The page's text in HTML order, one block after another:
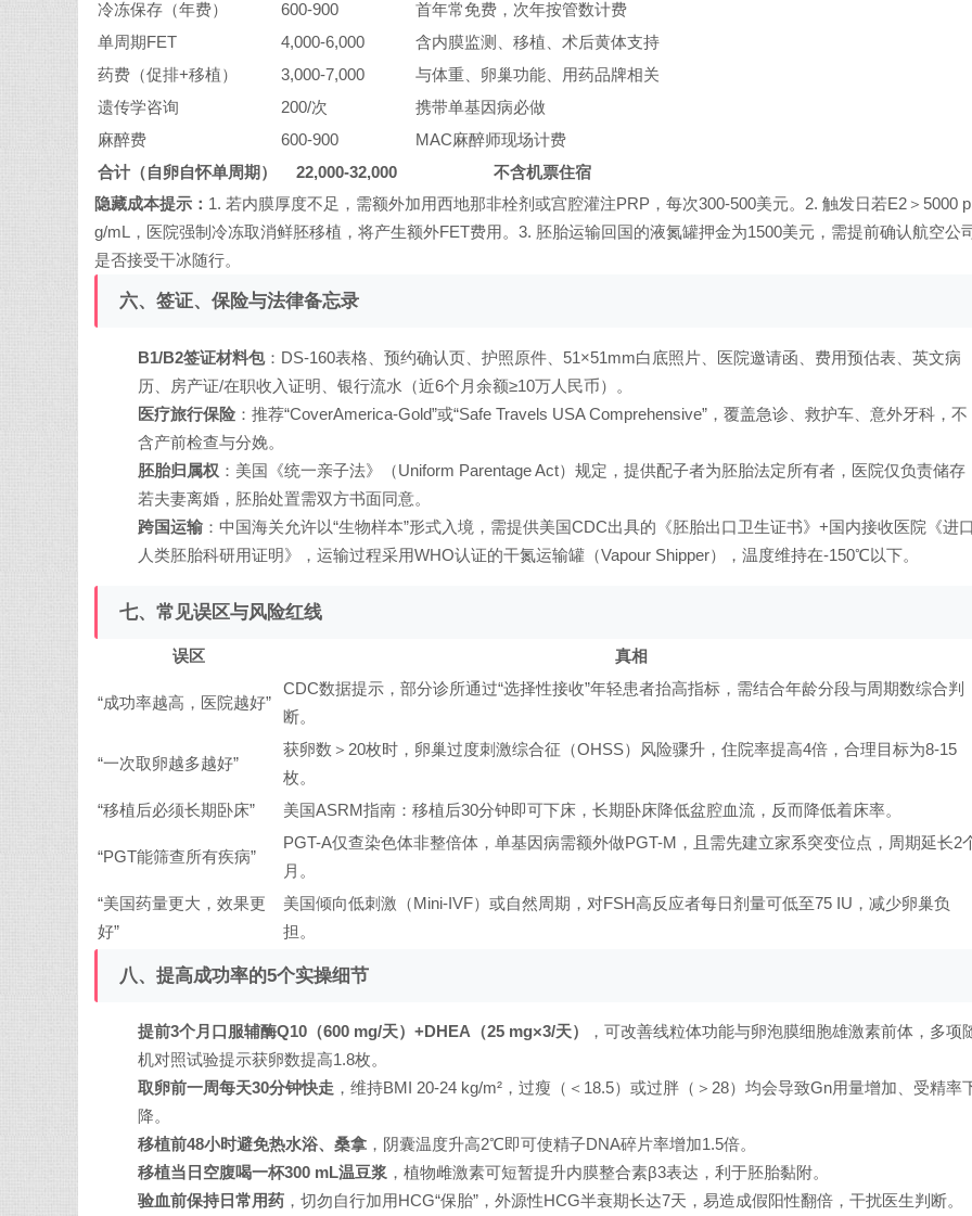
冷冻保存（年费）
600-900
首年常免费，次年按管数计费
单周期FET
4,000-6,000
含内膜监测、移植、术后黄体支持
药费（促排+移植）
3,000-7,000
与体重、卵巢功能、用药品牌相关
遗传学咨询
200/次
携带单基因病必做
麻醉费
600-900
MAC麻醉师现场计费
合计（自卵自怀单周期）
22,000-32,000
不含机票住宿
隐藏成本提示： 1. 若内膜厚度不足，需额外加用西地那非栓剂或宫腔灌注PRP，每次300-500美元。2. 触发日若E2＞5000 p
g/mL，医院强制冷冻取消鲜胚移植，将产生额外FET费用。3. 胚胎运输回国的液氮罐押金为1500美元，需提前确认航空公
是否接受干冰随行。
六、签证、保险与法律备忘录
B1/B2签证材料包：DS-160表格、预约确认页、护照原件、51×51mm白底照片、医院邀请函、费用预估表、英文病
历、房产证/在职收入证明、银行流水（近6个月余额≥10万人民币）。
医疗旅行保险 ：推荐“CoverAmerica-Gold”或“Safe Travels USA Comprehensive”，覆盖急诊、救护车、意外牙科，不
含产前检查与分娩。
胚胎归属权 ：美国《统一亲子法》（Uniform Parentage Act）规定，提供配子者为胚胎法定所有者，医院仅负责储存
若夫妻离婚，胚胎处置需双方书面同意。
跨国运输 ：中国海关允许以“生物样本”形式入境，需提供美国CDC出具的《胚胎出口卫生证书》+国内接收医院《进
人类胚胎科研用证明》，运输过程采用WHO认证的干氮运输罐（Vapour Shipper），温度维持在-150℃以下。
七、常见误区与风险红线
误区 真相
“成功率越高，医院越好”
CDC数据提示，部分诊所通过“选择性接收”年轻患者抬高指标，需结合年龄分段与周期数综合判
断。
“一次取卵越多越好”
获卵数＞20枚时，卵巢过度刺激综合征（OHSS）风险骤升，住院率提高4倍，合理目标为8-15
枚。
“移植后必须长期卧床”
美国ASRM指南：移植后30分钟即可下床，长期卧床降低盆腔血流，反而降低着床率。
“PGT能筛查所有疾病”
PGT-A仅查染色体非整倍体，单基因病需额外做PGT-M，且需先建立家系突变位点，周期延长2
月。
“美国药量更大，效果更
好”
美国倾向低刺激（Mini-IVF）或自然周期，对FSH高反应者每日剂量可低至75 IU，减少卵巢负
担。
八、提高成功率的5个实操细节
提前3个月口服辅酶Q10（600 mg/天）+DHEA（25 mg×3/天）
，可改善线粒体功能与卵泡膜细胞雄激素前体，多项
机对照试验提示获卵数提高1.8枚。
取卵前一周每天30分钟快走 ，维持BMI 20-24 kg/m²，过瘦（＜18.5）或过胖（＞28）均会导致Gn用量增加、受精率
降。
移植前48小时避免热水浴、桑拿 ，阴囊温度升高2℃即可使精子DNA碎片率增加1.5倍。
移植当日空腹喝一杯300 mL温豆浆 ，植物雌激素可短暂提升内膜整合素β3表达，利于胚胎黏附。
验血前保持日常用药 ，切勿自行加用HCG“保胎”，外源性HCG半衰期长达7天，易造成假阳性翻倍，干扰医生判断。